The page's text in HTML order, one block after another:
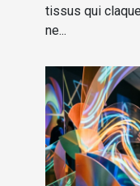
tissus qui
ne...